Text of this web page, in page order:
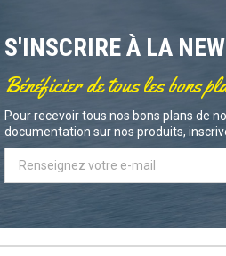
S'INSCRIRE À LA
Bénéficier de tous les bons
Pour recevoir tous nos bons plans de
documentation sur nos produits,